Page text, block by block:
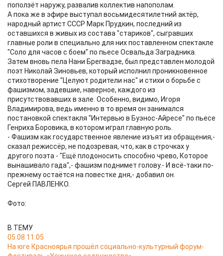
поползёт наружу, развалив коллектив напополам.
А пока же в эфире выступал восьмидесятилетний актёр,
народный артист СССР Марк Прудкин, последний из
оставшихся в живых из состава "стариков", сыгравших
главные роли в специально для них поставленном спектакле
"Соло для часов с боем" по пьесе Освальда Заградника.
Затем вновь пела Нани Брегвадзе, был представлен молодой
поэт Николай Зиновьев, который исполнил проникновенное
стихотворение "Целуют родители нас" и стихи о борьбе с
фашизмом, задевшие, наверное, каждого из
присутствовавших в зале. Особенно, видимо, Игоря
Владимирова, ведь именно в то время он занимался
постановкой спектакля "Интервью в Буэнос-Айресе" по пьесе
Генриха Боровика, в котором играл главную роль.
- Фашизм как государственное явление изъят из обращения,-
сказал режиссёр, не подозревая, что, как в строчках у
другого поэта - "Ещё плодоносить способно чрево, Которое
вынашивало гада",- фашизм поднимет голову.- И всё-таки по-
прежнему остаётся на повестке дня,- добавил он.
Сергей ПАВЛЕНКО.
Фото:
В ТЕМУ
05.08 11:05
На юге Красноярья прошёл социально-культурный форум-